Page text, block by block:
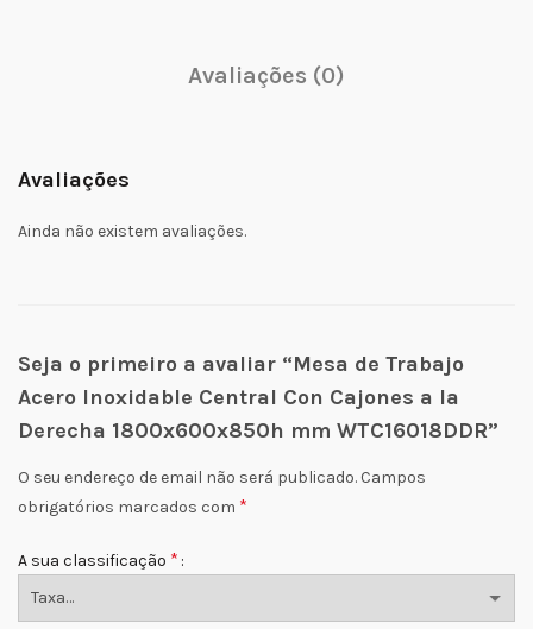
Avaliações (0)
Avaliações
Ainda não existem avaliações.
Seja o primeiro a avaliar “Mesa de Trabajo
Acero Inoxidable Central Con Cajones a la
Derecha 1800x600x850h mm WTC16018DDR”
O seu endereço de email não será publicado. Campos
obrigatórios marcados com *
A sua classificação *